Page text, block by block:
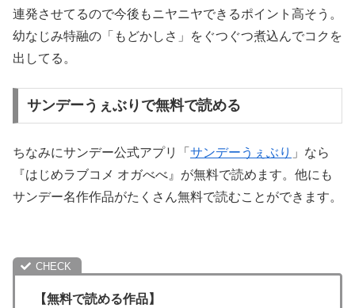
連発させてるので今後もニヤニヤできるポイント高そう。
幼なじみ特融の「もどかしさ」をぐつぐつ煮込んでコクを
出してる。
サンデーうぇぶりで無料で読める
ちなみにサンデー公式アプリ「 サンデーうぇぶり 」なら
『はじめラブコメ オガべべ』が無料で読めます。他にも
サンデー名作作品がたくさん無料で読むことができます。
【無料で読める作品】